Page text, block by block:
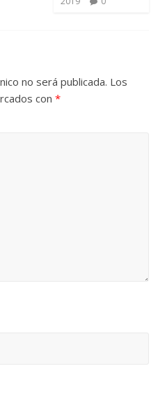
no será publicada. Los
con*